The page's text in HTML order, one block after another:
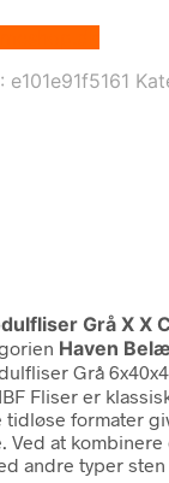
e101e91f5161
Grå X X
Haven
Grå
Fliser er
tidløse formater
Ved at
andre typer